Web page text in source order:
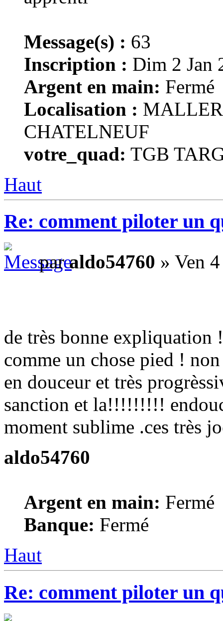
Message(s) : 63
Inscription : Dim 2 Jan
Argent en main: Fermé
Localisation :
CHATELNEUF
votre_quad: TGB
Haut
Re: comment piloter un
paraldo54760 » Ven
de très bonne expliquation
comme un chose pied !
en douceur et très
sanction et la!!!!!!!!!
moment sublime .ces très
aldo54760
Argent en main: Fermé
Banque: Fermé
Haut
Re: comment piloter un